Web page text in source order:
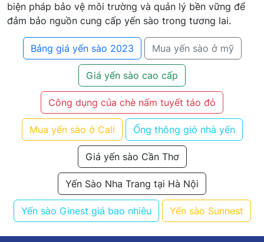
biện pháp bảo vệ môi trường và quản lý bền vững để
đảm bảo nguồn cung cấp yến sào trong tương lai.
Bảng giá yến sào 2023 Mua yến sào ở mỹ
Giá yến sào cao cấp
Công dụng của chè nấm tuyết táo đỏ
Mua yến sào ở Cali Ống thông gió nhà yến
Giá yến sào Cần Thơ
Yến Sào Nha Trang tại Hà Nội
Yến sào Ginest giá bao nhiêu Yến sào Sunnest